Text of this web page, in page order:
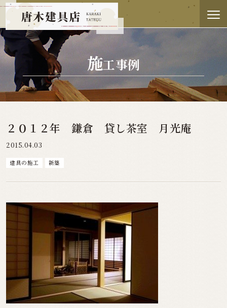
施工事例
２０１２年 鎌倉 貸し茶室 月光庵
2015.04.03
建具の施工 新築